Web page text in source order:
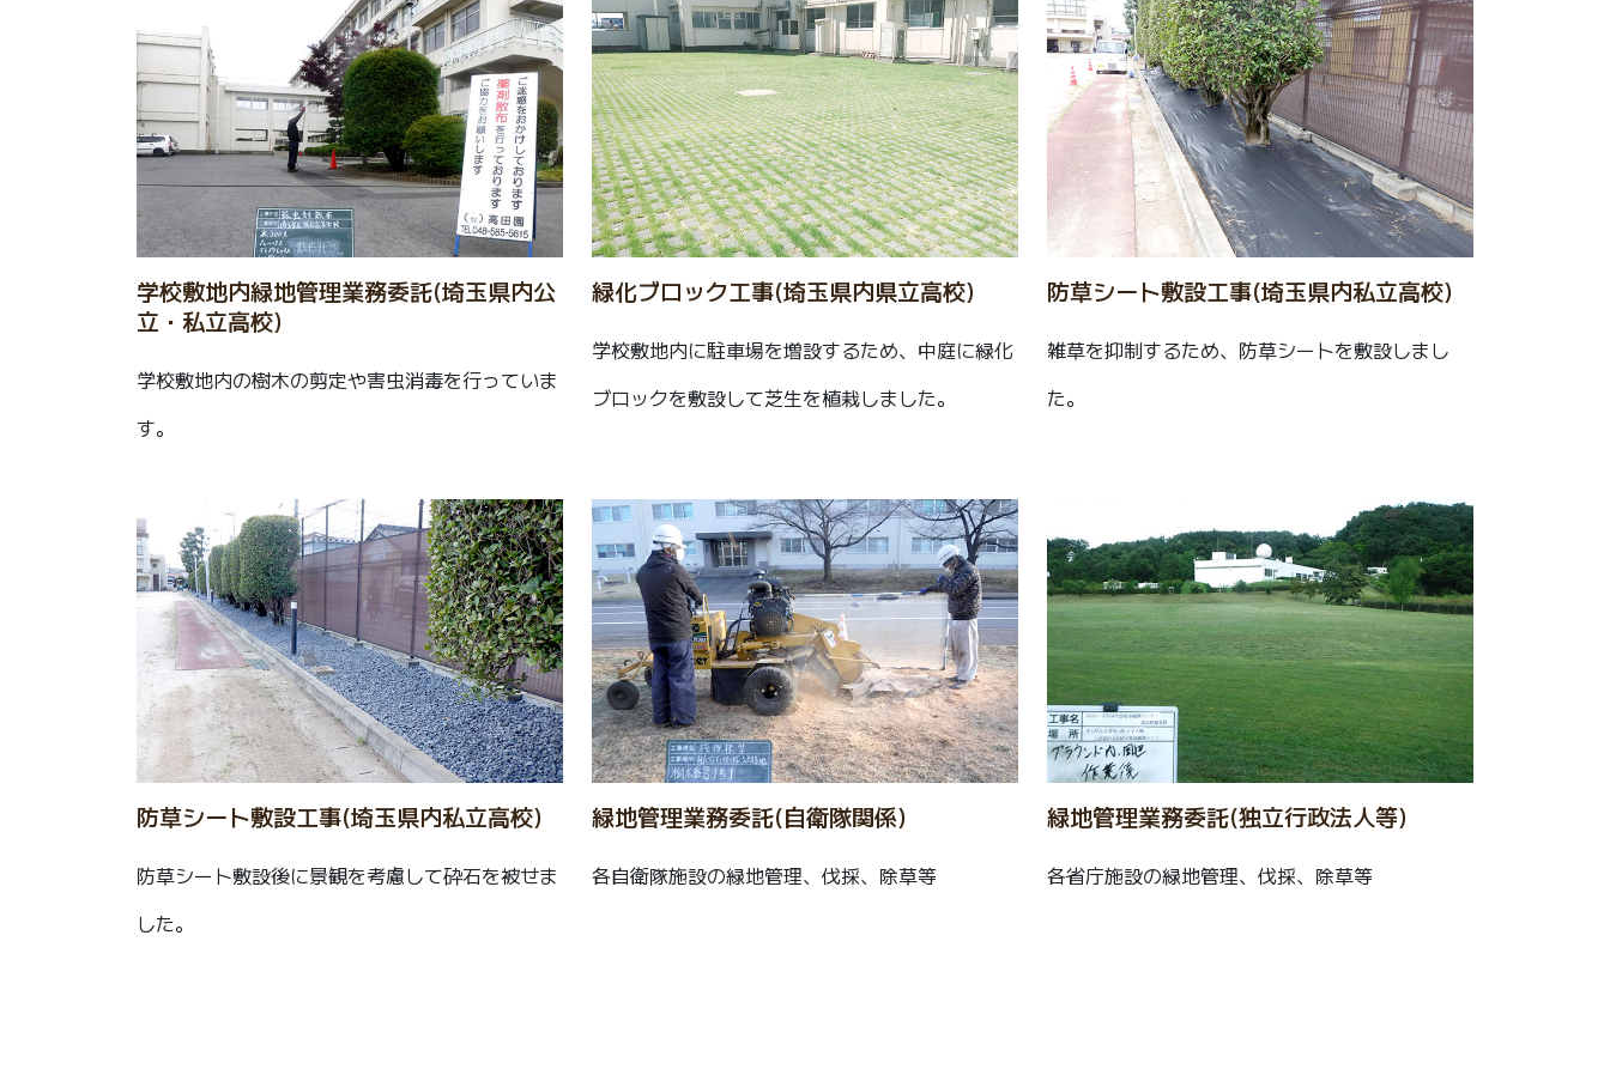
学校敷地内緑地管理業務委託(埼玉県内公
立・私立高校)
学校敷地内の樹木の剪定や害虫消毒を行っていま
す。
緑化ブロック工事(埼玉県内県立高校)
学校敷地内に駐車場を増設するため、中庭に緑化
ブロックを敷設して芝生を植栽しました。
防草シート敷設工事(埼玉県内私立高校)
雑草を抑制するため、防草シートを敷設しまし
た。
防草シート敷設工事(埼玉県内私立高校)
防草シート敷設後に景観を考慮して砕石を被せま
した。
緑地管理業務委託(自衛隊関係)
各自衛隊施設の緑地管理、伐採、除草等
緑地管理業務委託(独立行政法人等)
各省庁施設の緑地管理、伐採、除草等